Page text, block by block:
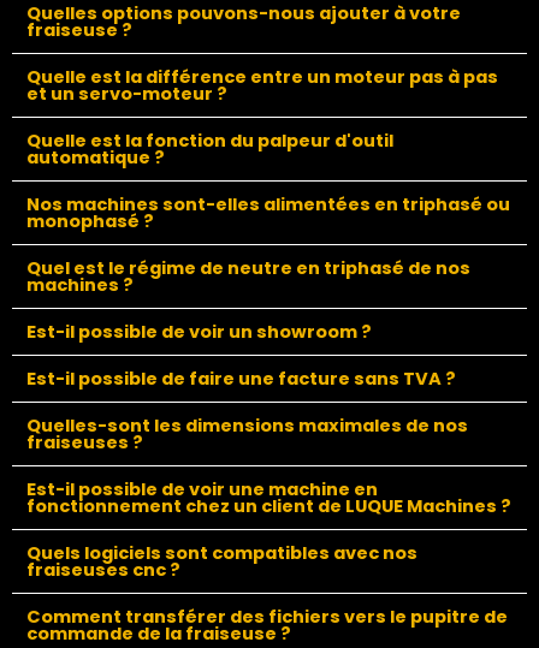
Quelles options pouvons-nous ajouter à votre
fraiseuse ?
Quelle est la différence entre un moteur pas à pas
et un servo-moteur ?
Quelle est la fonction du palpeur d'outil
automatique ?
Nos machines sont-elles alimentées en triphasé ou
monophasé ?
Quel est le régime de neutre en triphasé de nos
machines ?
Est-il possible de voir un showroom ?
Est-il possible de faire une facture sans TVA ?
Quelles-sont les dimensions maximales de nos
fraiseuses ?
Est-il possible de voir une machine en
fonctionnement chez un client de LUQUE Machines ?
Quels logiciels sont compatibles avec nos
fraiseuses cnc ?
Comment transférer des fichiers vers le pupitre de
commande de la fraiseuse ?